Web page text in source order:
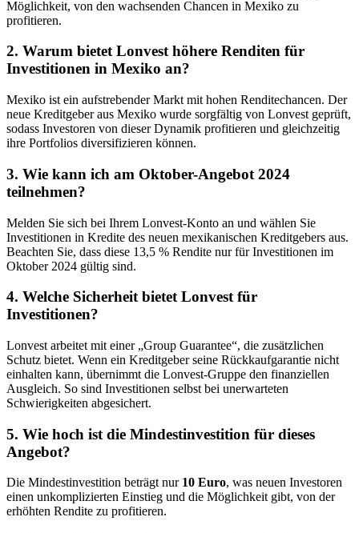
Möglichkeit, von den wachsenden Chancen in Mexiko zu
profitieren.
2. Warum bietet Lonvest höhere Renditen für
Investitionen in Mexiko an?
Mexiko ist ein aufstrebender Markt mit hohen Renditechancen. Der
neue Kreditgeber aus Mexiko wurde sorgfältig von Lonvest geprüft,
sodass Investoren von dieser Dynamik profitieren und gleichzeitig
ihre Portfolios diversifizieren können.
3. Wie kann ich am Oktober-Angebot 2024
teilnehmen?
Melden Sie sich bei Ihrem Lonvest-Konto an und wählen Sie
Investitionen in Kredite des neuen mexikanischen Kreditgebers aus.
Beachten Sie, dass diese 13,5 % Rendite nur für Investitionen im
Oktober 2024 gültig sind.
4. Welche Sicherheit bietet Lonvest für
Investitionen?
Lonvest arbeitet mit einer „Group Guarantee“, die zusätzlichen
Schutz bietet. Wenn ein Kreditgeber seine Rückkaufgarantie nicht
einhalten kann, übernimmt die Lonvest-Gruppe den finanziellen
Ausgleich. So sind Investitionen selbst bei unerwarteten
Schwierigkeiten abgesichert.
5. Wie hoch ist die Mindestinvestition für dieses
Angebot?
Die Mindestinvestition beträgt nur 10 Euro, was neuen Investoren
einen unkomplizierten Einstieg und die Möglichkeit gibt, von der
erhöhten Rendite zu profitieren.